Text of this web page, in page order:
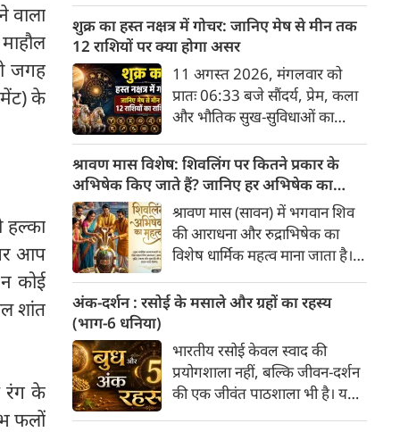
जगह
के
हल्का
आप
कोई
शांत
रंग के
फलों
लेने वाले हैं? ज्योतिष और पंचांग के
अनुसार, किसी भी शुभ कार्य को सही
मुहूर्त में करने से सफलता की
संभावना बढ़ जाती है। 'वेबदुनिया'
आपके लिए लेकर आया है 08
अगस्‍त, 2026 का विशेष पंचांग और
शुभ-अशुभ मुहूर्त।
शुक्र का हस्त नक्षत्र में गोचर: जानिए मेष से मीन तक
12 राशियों पर क्या होगा असर
11 अगस्त 2026, मंगलवार को
प्रातः 06:33 बजे सौंदर्य, प्रेम, कला
और भौतिक सुख-सुविधाओं का
के चतुर्थ पद से निकलकर हस्त नक्षत्र
के प्रथम पद में प्रवेश करेगा। हस्त
नक्षत्र के स्वामी चंद्रमा हैं, जो मन और
भावनाओं का प्रतिनिधित्व करते हैं।
सौंदर्य के कारक शुक्र का चंद्रमा के
नक्षत्र में प्रवेश सभी 12 राशियों के
जीवन में रचनात्मकता, आर्थिक
स्थिति और व्यक्तिगत संबंधों पर
श्रावण मास विशेष: शिवलिंग पर कितने प्रकार के
अभिषेक किए जाते हैं? जानिए हर अभिषेक का
महत्व
श्रावण मास (सावन) में भगवान शिव
की आराधना और रुद्राभिषेक का
विशेष धार्मिक महत्व माना जाता है।
अलग-अलग द्रव्यों (सामग्रियों) से
प्रकार के फल प्राप्त होते हैं। भगवान
शिव को "अभिषेक प्रिय" माना गया
है। यहाँ मुख्य प्रकार के शिव-अभिषेक
और उनके महत्व की पूरी जानकारी दी
गई है।
अंक-दर्शन : रसोई के मसाले और ग्रहों का रहस्य
(भाग-6 धनिया)
भारतीय रसोई केवल स्वाद की
प्रयोगशाला नहीं, बल्कि जीवन-दर्शन
की एक जीवंत पाठशाला भी है। यहां